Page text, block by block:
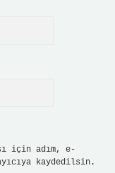
için adım, e-
kaydedilsin.